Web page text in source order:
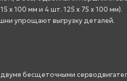
x 100 мм и 4 шт. 125 x 75 x 100 мм).
упрощают выгрузку деталей.
бесщеточными